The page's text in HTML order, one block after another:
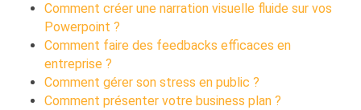
Comment créer une narration visuelle fluide sur vos
Powerpoint ?
Comment faire des feedbacks efficaces en
entreprise ?
Comment gérer son stress en public ?
Comment présenter votre business plan ?